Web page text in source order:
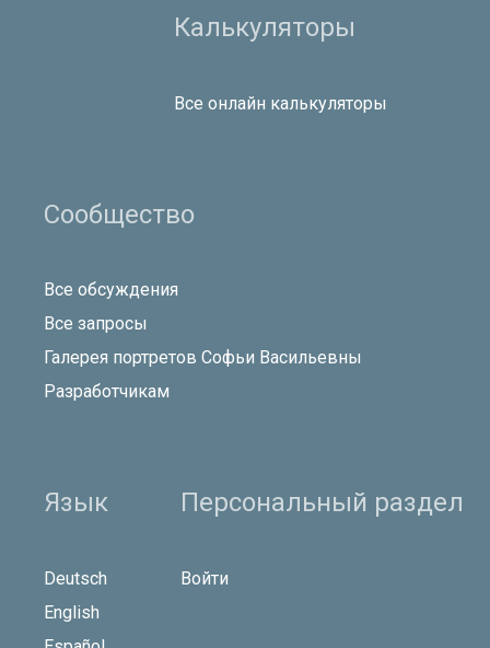
Калькуляторы
Все онлайн калькуляторы
Сообщество
Все обсуждения
Все запросы
Галерея портретов Софьи Васильевны
Разработчикам
Язык
Deutsch
English
Персональный раздел
Войти